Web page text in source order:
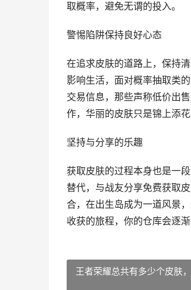
取概率，避免无谓的投入。
警惕陷阱保持良好心态
在追求皮肤的道路上，保持
影响生活，面对概率抽取类
交易信息，那些声称低价出
作，华丽的皮肤只是锦上添花
坚持与分享的乐趣
获取皮肤的过程本身也是一
替代，与战友分享免费获取
合，在出生岛成为一道风景
收获的旅程，你的仓库会逐渐
王者荣耀总共有多少个皮肤